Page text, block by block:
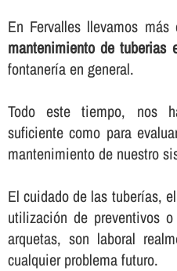
En Fervalles llevamos
mantenimiento de tuberias
fontanerí­a en general.
Todo este tiempo, nos
suficiente como para
mantenimiento de nuestro
El cuidado de las tuberí­as,
utilización de preventivos
arquetas, son laboral
cualquier problema futuro.